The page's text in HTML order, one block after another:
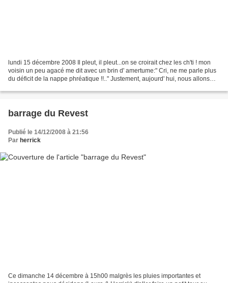
lundi 15 décembre 2008 Il pleut, il pleut...on se croirait chez les ch'ti ! mon
voisin un peu agacé me dit avec un brin d' amertume:" Cri, ne me parle plus
du déficit de la nappe phréatique !!.." Justement, aujourd' hui, nous allons
barrage du Revest
Publié le 14/12/2008 à 21:56
Par herrick
Ce dimanche 14 décembre à 15h00 malgrès les pluies importantes et